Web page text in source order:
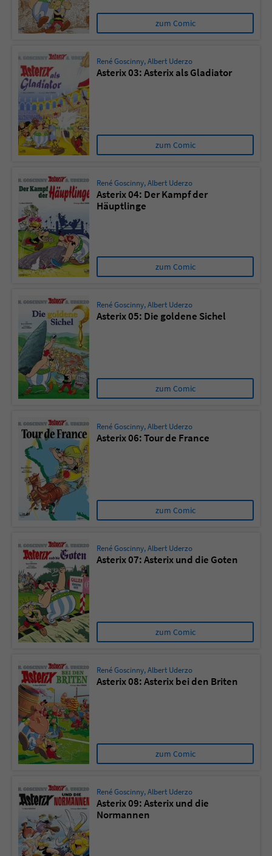
zum Comic
René Goscinny,Albert Uderzo
Asterix 03: Asterix als Gladiator
zum Comic
René Goscinny,Albert Uderzo
Asterix 04: Der Kampf der
Häuptlinge
zum Comic
René Goscinny,Albert Uderzo
Asterix 05: Die goldene Sichel
zum Comic
René Goscinny,Albert Uderzo
Asterix 06: Tour de France
zum Comic
René Goscinny,Albert Uderzo
Asterix 07: Asterix und die Goten
zum Comic
René Goscinny,Albert Uderzo
Asterix 08: Asterix bei den Briten
zum Comic
René Goscinny,Albert Uderzo
Asterix 09: Asterix und die
Normannen